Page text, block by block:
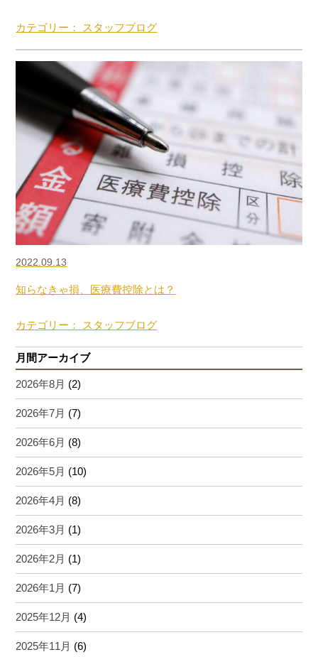
カテゴリー： スタッフブログ
2022.09.13
知らなきゃ損、医療費控除とは？
カテゴリー： スタッフブログ
月間アーカイブ
2026年8月 (2)
2026年7月 (7)
2026年6月 (8)
2026年5月 (10)
2026年4月 (8)
2026年3月 (1)
2026年2月 (1)
2026年1月 (7)
2025年12月 (4)
2025年11月 (6)